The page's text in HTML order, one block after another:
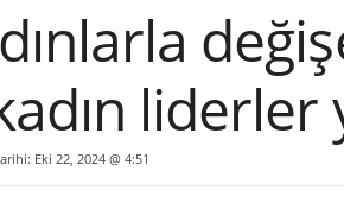
Eki 22, 2024 @ 4:51